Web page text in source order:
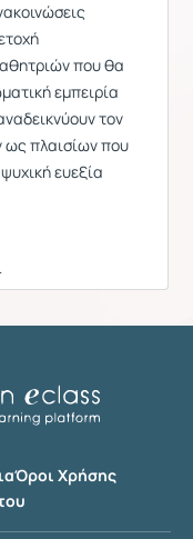
που θα
εμπειρία
τον
ως πλαισίων που
ευεξία
Όροι Χρήσης